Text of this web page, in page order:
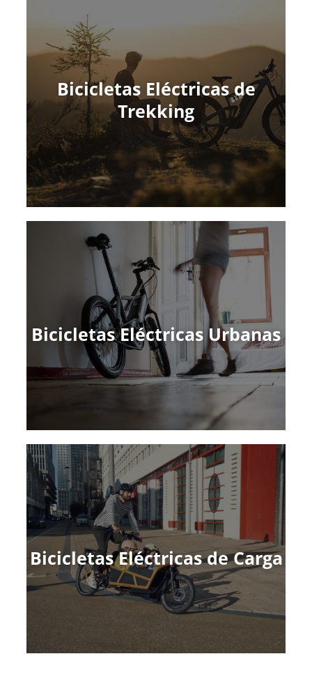
Bicicletas Eléctricas de
Trekking
Bicicletas Eléctricas Urbanas
Bicicletas Eléctricas de Carga